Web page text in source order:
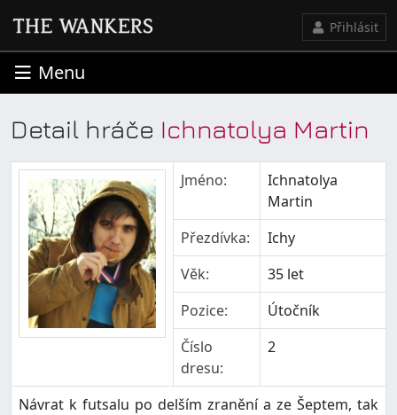
Přihlásit
Menu
Detail hráče Ichnatolya Martin
Jméno:
Ichnatolya
Martin
Přezdívka:
Ichy
Věk:
35 let
Pozice:
Útočník
Číslo
dresu:
2
Návrat k futsalu po delším zranění a ze Šeptem, tak